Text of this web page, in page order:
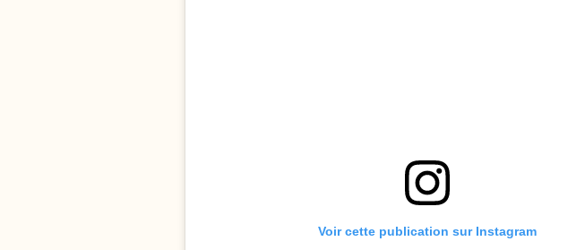
Voir cette publication sur Instagram